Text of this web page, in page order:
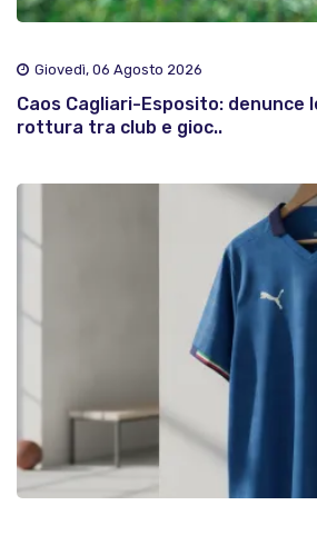
Giovedì, 06 Agosto 2026
Caos Cagliari-Esposito: denunce
rottura tra club e gioc..